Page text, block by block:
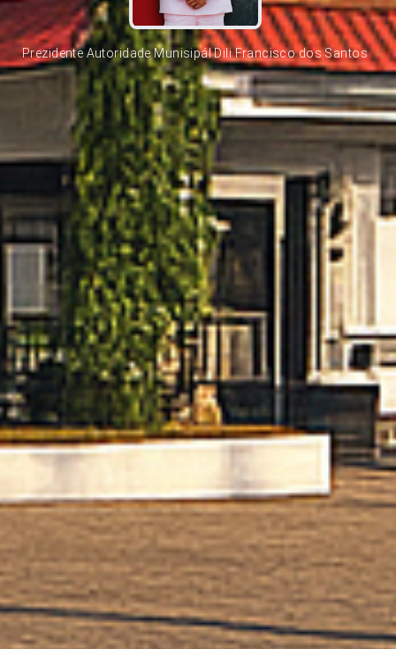
Prezidente Autoridade Munisipál Dili Francisco dos Santos